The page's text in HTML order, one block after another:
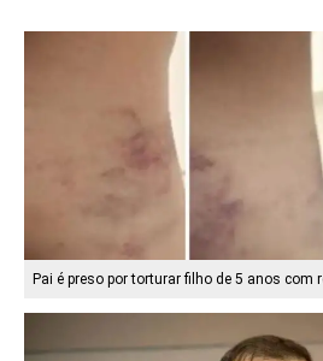
Pai é preso por torturar filho de 5 anos com